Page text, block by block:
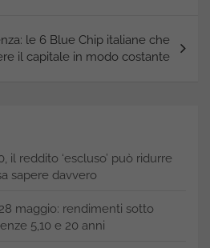
le 6 Blue Chip italiane che
il capitale in modo costante
il reddito ‘escluso’ può ridurre
sapere davvero
maggio: rendimenti sotto
5,10 e 20 anni